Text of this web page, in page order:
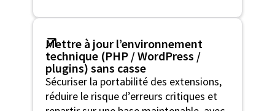
Mettre à jour l’environnement
technique (PHP / WordPress /
plugins) sans casse
Sécuriser la portabilité des extensions,
réduire le risque d’erreurs critiques et